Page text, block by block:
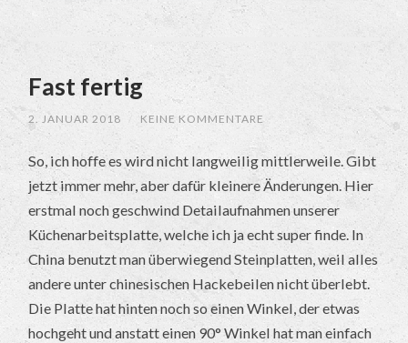
Fast fertig
2. JANUAR 2018 KEINE KOMMENTARE
So, ich hoffe es wird nicht langweilig mittlerweile. Gibt
jetzt immer mehr, aber dafür kleinere Änderungen. Hier
erstmal noch geschwind Detailaufnahmen unserer
Küchenarbeitsplatte, welche ich ja echt super finde. In
China benutzt man überwiegend Steinplatten, weil alles
andere unter chinesischen Hackebeilen nicht überlebt.
Die Platte hat hinten noch so einen Winkel, der etwas
hochgeht und anstatt einen 90° Winkel hat man einfach